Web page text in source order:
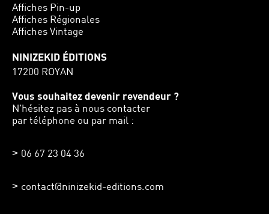
Affiches Pin-up
Affiches Régionales
Affiches Vintage
NINIZEKID ÉDITIONS
17200 ROYAN
Vous souhaitez devenir revendeur ?
N'hésitez pas à nous contacter
par téléphone ou par mail :
06 67 23 04 36
contact@ninizekid-editions.com